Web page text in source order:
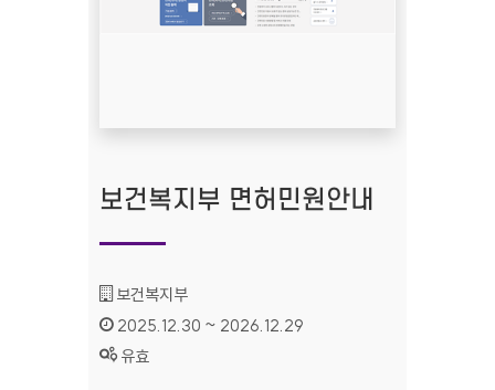
보건복지부 면허민원안내
기관명 :
보건복지부
인증기간 :
2025.12.30 ~ 2026.12.29
상태 :
유효